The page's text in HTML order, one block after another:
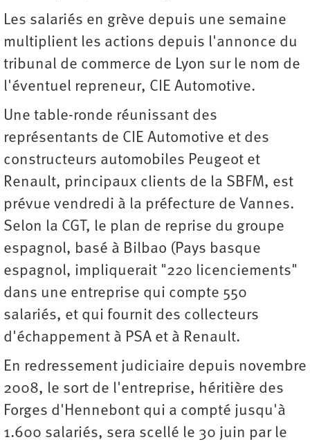
Les salariés en grève depuis une semaine
multiplient les actions depuis l'annonce du
tribunal de commerce de Lyon sur le nom de
l'éventuel repreneur, CIE Automotive.
Une table-ronde réunissant des
représentants de CIE Automotive et des
constructeurs automobiles Peugeot et
Renault, principaux clients de la SBFM, est
prévue vendredi à la préfecture de Vannes.
Selon la CGT, le plan de reprise du groupe
espagnol, basé à Bilbao (Pays basque
espagnol, impliquerait "220 licenciements"
dans une entreprise qui compte 550
salariés, et qui fournit des collecteurs
d'échappement à PSA et à Renault.
En redressement judiciaire depuis novembre
2008, le sort de l'entreprise, héritière des
Forges d'Hennebont qui a compté jusqu'à
1.600 salariés, sera scellé le 30 juin par le